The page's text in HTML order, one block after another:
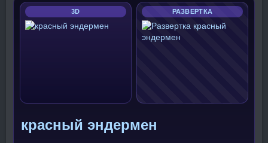
3D РАЗВЕРТКА
красный эндермен